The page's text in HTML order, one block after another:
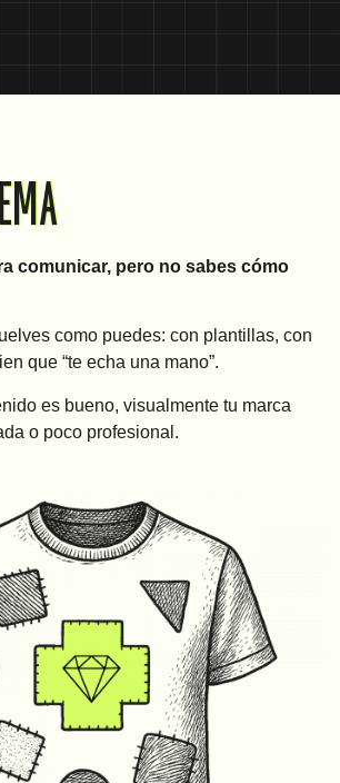
comunicar, pero no sabes cómo
como puedes: con plantillas, con
que “te echa una mano”.
es bueno, visualmente tu marca
o poco profesional.